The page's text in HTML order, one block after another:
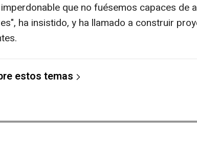
que no fuésemos capaces de
ha insistido, y ha llamado a construir
estos temas